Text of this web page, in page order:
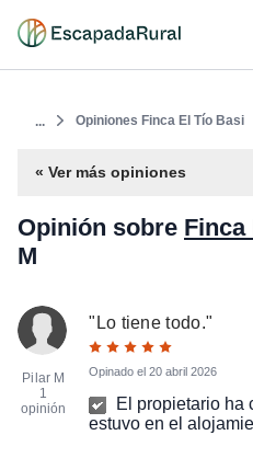
... Opiniones Finca El Tío Basi
« Ver más opiniones
Opinión sobre Finca
M
Pilar M
1
opinión
" Lo tiene todo."
Opinado el20 abril 2026
El propietario ha
estuvo en el